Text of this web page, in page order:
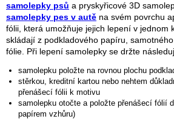
samolepky psů a pryskyřicové 3D
samolepky pes v autě na svém povrchu
fólii, která umožňuje jejich lepení v jednom
skládají z podkladového papíru,
fólie. Při lepení samolepky se držte
samolepku položte na rovnou plochu
stěrkou, kreditní kartou nebo nehtem
přenášecí fólii k motivu
samolepku otočte a položte přenášecí fólií
papírem vzhůru)